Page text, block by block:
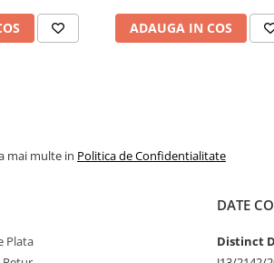
agentul să
curată pentru un
loc mai puțin vizibil
pe jante lustruite,
de coroziune,
ADAUGA IN COS
mai multe in Politica de Confidentialitate
Plata
DATE
Distinct